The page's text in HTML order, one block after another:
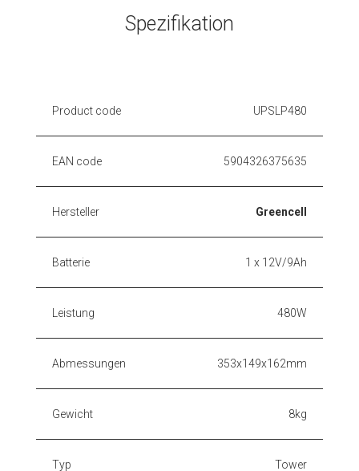
Spezifikation
Product code UPSLP480
EAN code 5904326375635
Hersteller Greencell
Batterie 1 x 12V/9Ah
Leistung 480W
Abmessungen 353x149x162mm
Gewicht 8kg
Typ Tower